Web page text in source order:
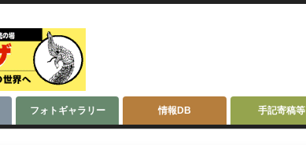
フォトギャラリー 情報DB 手記寄稿等